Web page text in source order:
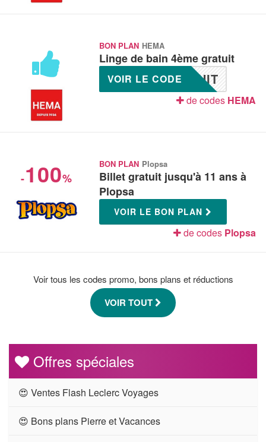
BON PLAN HEMA
Linge de bain 4ème gratuit
UIT
VOIR LE CODE
de codes HEMA
-100%
BON PLAN Plopsa
Billet gratuit jusqu'à 11 ans à
Plopsa
VOIR LE BON PLAN
de codes Plopsa
Voir tous les codes promo, bons plans et réductions
VOIR TOUT
Offres spéciales
😍 Ventes Flash Leclerc Voyages
😍 Bons plans Pierre et Vacances